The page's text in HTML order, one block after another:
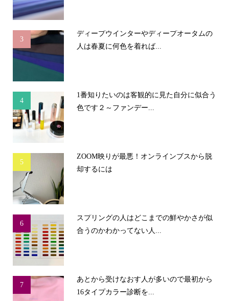
3
ディープウインターやディープオータムの
人は春夏に何色を着れば...
4
1番知りたいのは客観的に見た自分に似合う
色です２～ファンデー...
5
ZOOM映りが最悪！オンラインブスから脱
却するには
6
スプリングの人はどこまでの鮮やかさが似
合うのかわかってない人...
7
あとから受けなおす人が多いので最初から
16タイプカラー診断を...